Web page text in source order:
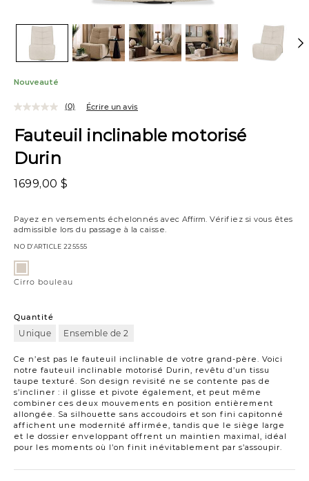
Nouveauté
Fauteuil inclinable motorisé
Durin
1699,00 $
Payez en versements échelonnés avec Affirm. Vérifiez si vous êtes
admissible lors du passage à la caisse.
NO D’ARTICLE 225555
Ce n’est pas le fauteuil inclinable de votre grand-père. Voici
notre fauteuil inclinable motorisé Durin, revêtu d’un tissu
taupe texturé. Son design revisité ne se contente pas de
s’incliner : il glisse et pivote également, et peut même
combiner ces deux mouvements en position entièrement
allongée. Sa silhouette sans accoudoirs et son fini capitonné
affichent une modernité affirmée, tandis que le siège large
et le dossier enveloppant offrent un maintien maximal, idéal
pour les moments où l’on finit inévitablement par s’assoupir.
(0) Écrire un avis
Variations
bouleau
Cirro bouleau
Quantité
Unique Ensemble de 2